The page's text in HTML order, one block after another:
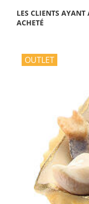
LES CLIENTS AYANT
ACHETÉ
OUTLET